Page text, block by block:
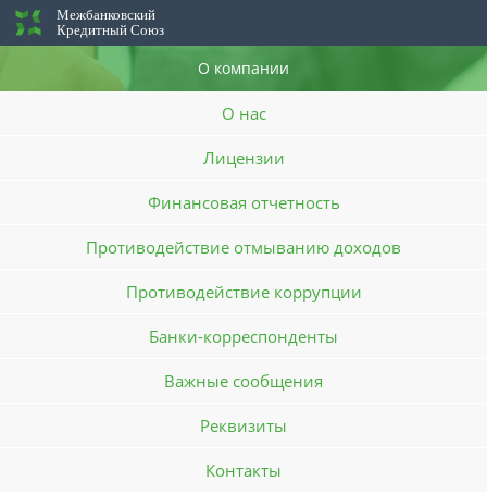
Межбанковский
Кредитный Союз
О компании
О нас
Лицензии
Финансовая отчетность
Противодействие отмыванию доходов
Противодействие коррупции
Банки-корреспонденты
Важные сообщения
Реквизиты
Контакты